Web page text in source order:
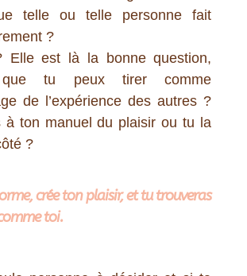
telle ou telle personne fait
?
Elle est là la bonne question,
que tu peux tirer comme
de l’expérience des autres ?
à ton manuel du plaisir ou tu la
?
crée ton plaisir, et tu trouveras
toi.